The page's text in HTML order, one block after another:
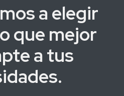
a elegir
que mejor
a tus